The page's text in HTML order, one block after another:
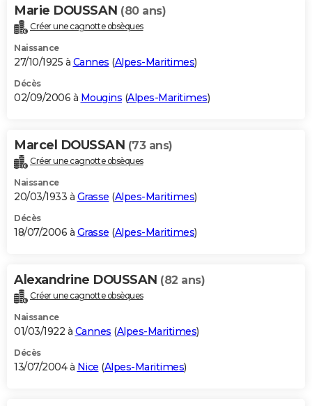
Marie DOUSSAN (80 ans)
Créer une cagnotte obsèques
Naissance
27/10/1925 à Cannes (Alpes-Maritimes)
Décès
02/09/2006 à Mougins (Alpes-Maritimes)
Marcel DOUSSAN (73 ans)
Créer une cagnotte obsèques
Naissance
20/03/1933 à Grasse (Alpes-Maritimes)
Décès
18/07/2006 à Grasse (Alpes-Maritimes)
Alexandrine DOUSSAN (82 ans)
Créer une cagnotte obsèques
Naissance
01/03/1922 à Cannes (Alpes-Maritimes)
Décès
13/07/2004 à Nice (Alpes-Maritimes)